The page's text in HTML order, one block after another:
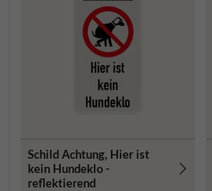
Schild Achtung, Hier ist
kein Hundeklo -
reflektierend